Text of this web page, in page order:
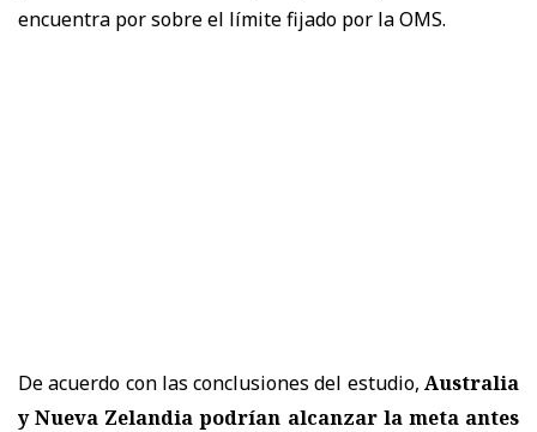
encuentra por sobre el límite fijado por la OMS.
De acuerdo con las conclusiones del estudio, Australia
y Nueva Zelandia podrían alcanzar la meta antes